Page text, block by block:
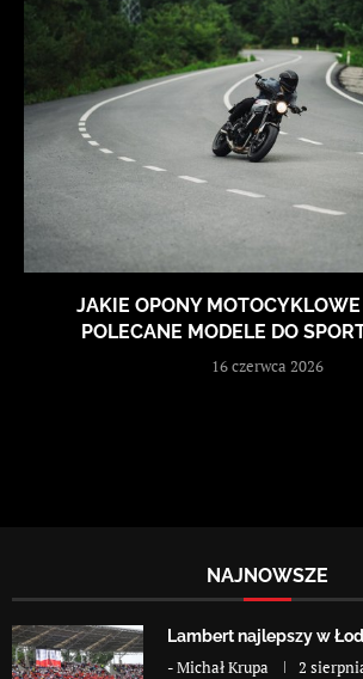
JAKIE OPONY
POLECANE MODELE DO
16 czerwca 2026
NAJNOWSZE
Lambert najlepszy w
-Michał Krupa 2